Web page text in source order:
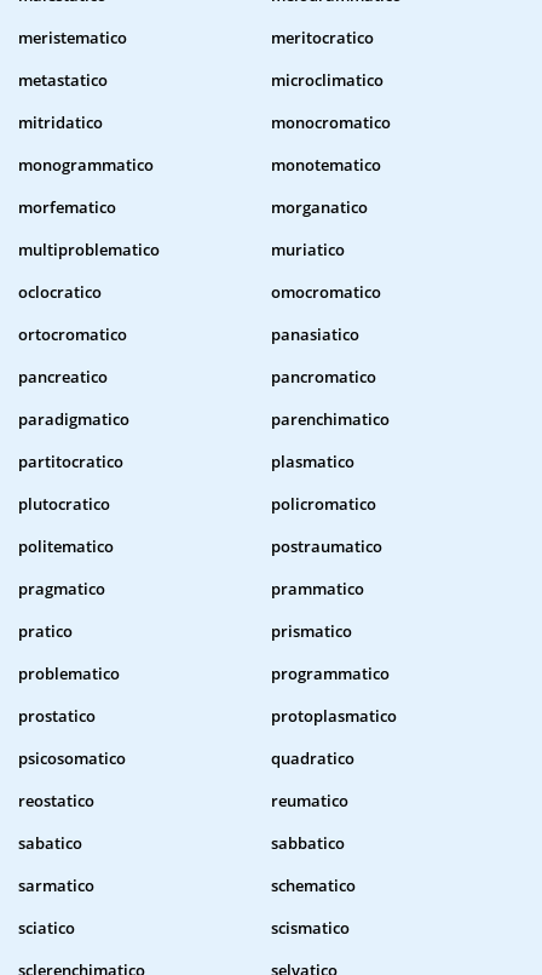
meristematico
meritocratico
metastatico
microclimatico
mitridatico
monocromatico
monogrammatico
monotematico
morfematico
morganatico
multiproblematico
muriatico
oclocratico
omocromatico
ortocromatico
panasiatico
pancreatico
pancromatico
paradigmatico
parenchimatico
partitocratico
plasmatico
plutocratico
policromatico
politematico
postraumatico
pragmatico
prammatico
pratico
prismatico
problematico
programmatico
prostatico
protoplasmatico
psicosomatico
quadratico
reostatico
reumatico
sabatico
sabbatico
sarmatico
schematico
sciatico
scismatico
sclerenchimatico
selvatico